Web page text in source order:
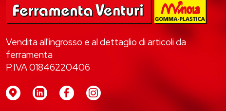
Vendita all'ingrosso e al dettaglio di articoli da
ferramenta
P.IVA 01846220406